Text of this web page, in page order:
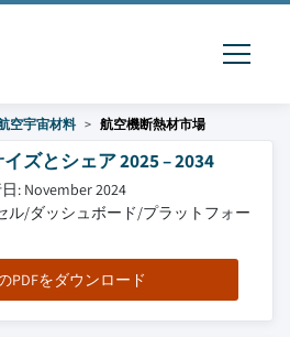
空宇宙材料 航空機断熱材市場
ズとシェア 2025 – 2034
: November 2024
ル/ダッシュボード/プラットフォー
PDFをダウンロード